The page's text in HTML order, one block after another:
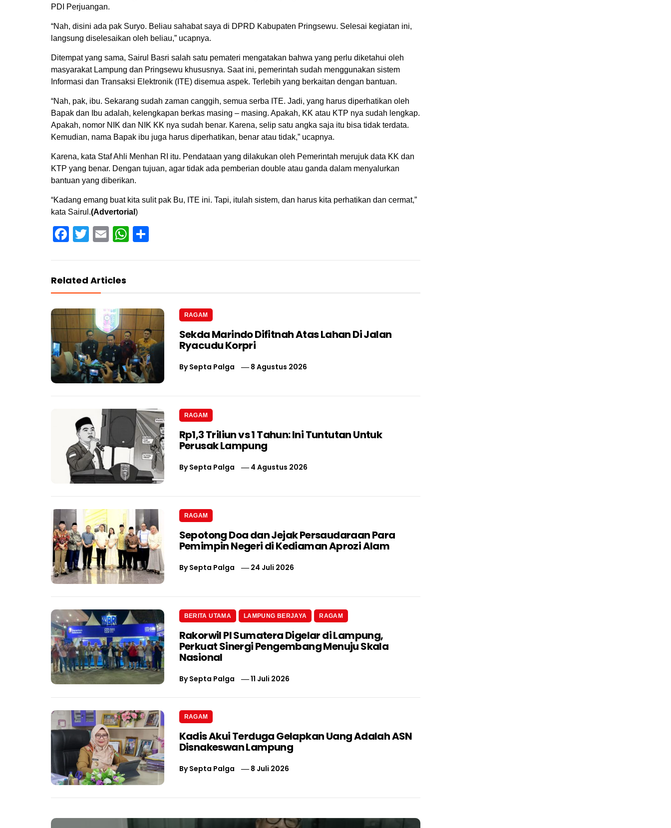
PDI Perjuangan.
“Nah, disini ada pak Suryo. Beliau sahabat saya di DPRD Kabupaten Pringsewu. Selesai kegiatan ini,
langsung diselesaikan oleh beliau,” ucapnya.
Ditempat yang sama, Sairul Basri salah satu pemateri mengatakan bahwa yang perlu diketahui oleh
masyarakat Lampung dan Pringsewu khususnya. Saat ini, pemerintah sudah menggunakan sistem
Informasi dan Transaksi Elektronik (ITE) disemua aspek. Terlebih yang berkaitan dengan bantuan.
“Nah, pak, ibu. Sekarang sudah zaman canggih, semua serba ITE. Jadi, yang harus diperhatikan oleh
Bapak dan Ibu adalah, kelengkapan berkas masing – masing. Apakah, KK atau KTP nya sudah lengkap.
Apakah, nomor NIK dan NIK KK nya sudah benar. Karena, selip satu angka saja itu bisa tidak terdata.
Kemudian, nama Bapak ibu juga harus diperhatikan, benar atau tidak,” ucapnya.
Karena, kata Staf Ahli Menhan RI itu. Pendataan yang dilakukan oleh Pemerintah merujuk data KK dan
KTP yang benar. Dengan tujuan, agar tidak ada pemberian double atau ganda dalam menyalurkan
bantuan yang diberikan.
“Kadang emang buat kita sulit pak Bu, ITE ini. Tapi, itulah sistem, dan harus kita perhatikan dan cermat,”
kata Sairul.(Advertorial )
Facebook
TwitterEmailWhatsApp
Related Articles
RAGAM
Sekda Marindo Difitnah Atas Lahan Di Jalan
Ryacudu Korpri
BySepta Palga 8 Agustus 2026
RAGAM
Rp1,3 Triliun vs 1 Tahun: Ini Tuntutan Untuk
Perusak Lampung
BySepta Palga 4 Agustus 2026
RAGAM
Sepotong Doa dan Jejak Persaudaraan Para
Pemimpin Negeri di Kediaman Aprozi Alam
BySepta Palga 24 Juli 2026
BERITA UTAMA LAMPUNG BERJAYA RAGAM
Rakorwil PI Sumatera Digelar di Lampung,
Perkuat Sinergi Pengembang Menuju Skala
Nasional
BySepta Palga 11 Juli 2026
RAGAM
Kadis Akui Terduga Gelapkan Uang Adalah ASN
Disnakeswan Lampung
BySepta Palga 8 Juli 2026
Navigasi